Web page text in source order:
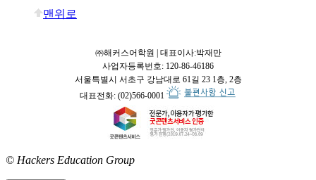
맨위로
㈜해커스어학원 | 대표이사:박재만
사업자등록번호: 120-86-46186
서울특별시 서초구 강남대로 61길 23 1층, 2층
대표전화: (02)566-0001
© Hackers Education Group